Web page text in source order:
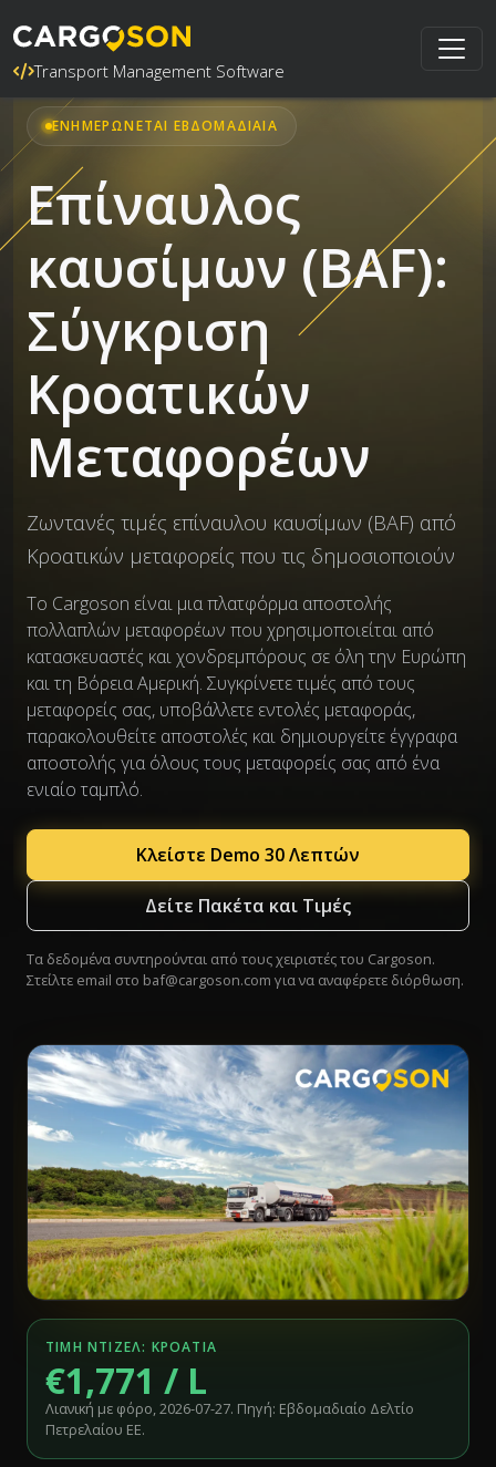
Transport Management Software
ΕΝΗΜΕΡΏΝΕΤΑΙ ΕΒΔΟΜΑΔΙΑΊΑ
Επίναυλος
καυσίμων (BAF):
Σύγκριση
Κροατικών
Μεταφορέων
Ζωντανές τιμές επίναυλου καυσίμων (BAF) από
Κροατικών μεταφορείς που τις δημοσιοποιούν
Το Cargoson είναι μια πλατφόρμα αποστολής
πολλαπλών μεταφορέων που χρησιμοποιείται από
κατασκευαστές και χονδρεμπόρους σε όλη την Ευρώπη
και τη Βόρεια Αμερική. Συγκρίνετε τιμές από τους
μεταφορείς σας, υποβάλλετε εντολές μεταφοράς,
παρακολουθείτε αποστολές και δημιουργείτε έγγραφα
αποστολής για όλους τους μεταφορείς σας από ένα
ενιαίο ταμπλό.
Κλείστε Demo 30 Λεπτών
Δείτε Πακέτα και Τιμές
Τα δεδομένα συντηρούνται από τους χειριστές του Cargoson.
Στείλτε email στο baf@cargoson.com για να αναφέρετε διόρθωση.
ΤΙΜΉ ΝΤΊΖΕΛ: ΚΡΟΑΤΊΑ
€1,771 / L
Λιανική με φόρο, 2026-07-27. Πηγή: Εβδομαδιαίο Δελτίο
Πετρελαίου ΕΕ.